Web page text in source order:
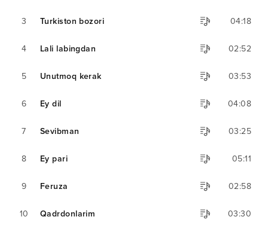
3 Turkiston bozori 04:18
4 Lali labingdan 02:52
5 Unutmoq kerak 03:53
6 Ey dil 04:08
7 Sevibman 03:25
8 Ey pari 05:11
9 Feruza 02:58
10 Qadrdonlarim 03:30